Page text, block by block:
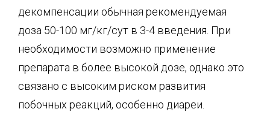
декомпенсации обычная рекомендуемая
доза 50-100 мг/кг/сут в 3-4 введения. При
необходимости возможно применение
препарата в более высокой дозе, однако это
связано с высоким риском развития
побочных реакций, особенно диареи.